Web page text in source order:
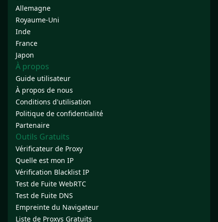
Allemagne
Royaume-Uni
Inde
France
Japon
À propos
Guide utilisateur
À propos de nous
Conditions d'utilisation
Politique de confidentialité
Partenaire
Outils Gratuits
Vérificateur de Proxy
Quelle est mon IP
Vérification Blacklist IP
Test de Fuite WebRTC
Test de Fuite DNS
Empreinte du Navigateur
Liste de Proxys Gratuits